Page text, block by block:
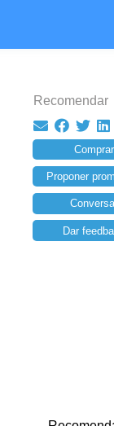
Recomendar
Comprar
Proponer
Dar